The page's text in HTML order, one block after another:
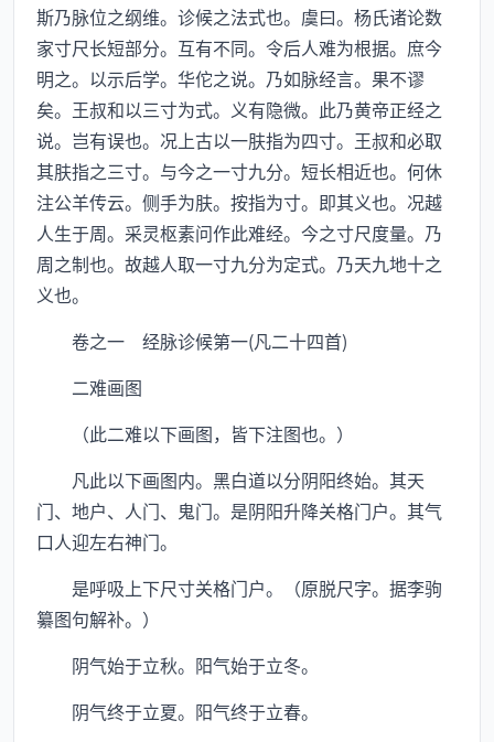
斯乃脉位之纲维。诊候之法式也。虞曰。杨氏诸论数
家寸尺长短部分。互有不同。令后人难为根据。庶今
明之。以示后学。华佗之说。乃如脉经言。果不谬
矣。王叔和以三寸为式。义有隐微。此乃黄帝正经之
说。岂有误也。况上古以一肤指为四寸。王叔和必取
其肤指之三寸。与今之一寸九分。短长相近也。何休
注公羊传云。侧手为肤。按指为寸。即其义也。况越
人生于周。采灵枢素问作此难经。今之寸尺度量。乃
周之制也。故越人取一寸九分为定式。乃天九地十之
义也。
卷之一 经脉诊候第一(凡二十四首)
二难画图
（此二难以下画图，皆下注图也。）
凡此以下画图内。黑白道以分阴阳终始。其天
门、地户、人门、鬼门。是阴阳升降关格门户。其气
口人迎左右神门。
是呼吸上下尺寸关格门户。（原脱尺字。据李驹
纂图句解补。）
阴气始于立秋。阳气始于立冬。
阴气终于立夏。阳气终于立春。